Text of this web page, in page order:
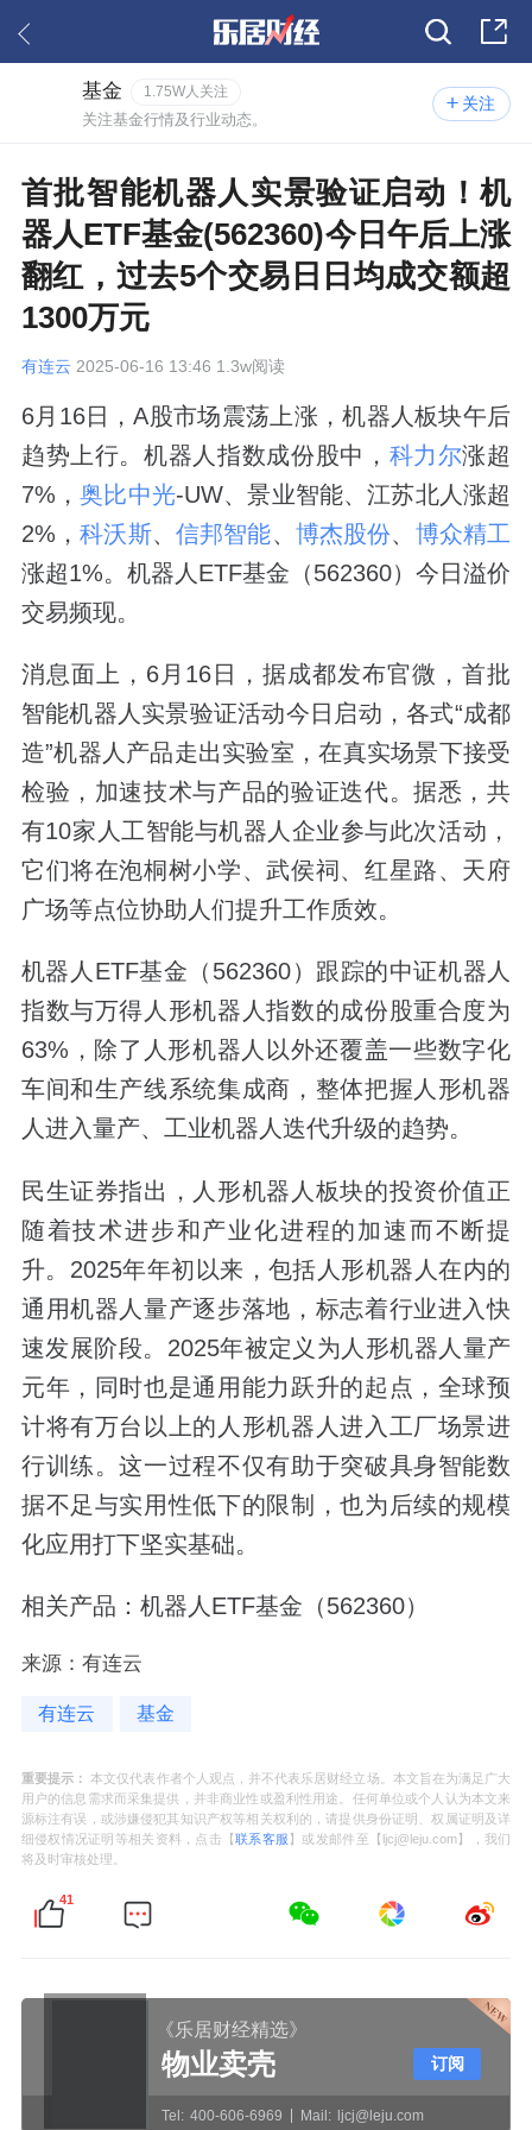
关注
基金 1.75W人关注
关注基金行情及行业动态。
首批智能机器人实景验证启动！机
器人ETF基金(562360)今日午后上涨
翻红，过去5个交易日日均成交额超
1300万元
有连云 2025-06-16 13:46 1.3w阅读
6月16日，A股市场震荡上涨，机器人板块午后
趋势上行。机器人指数成份股中， 科力尔涨超
7%，奥比中光-UW、景业智能、江苏北人涨超
2%，科沃斯、 信邦智能、 博杰股份、 博众精工
涨超1%。机器人ETF基金（562360）今日溢价
交易频现。
消息面上，6月16日，据成都发布官微，首批
智能机器人实景验证活动今日启动，各式“成都
造”机器人产品走出实验室，在真实场景下接受
检验，加速技术与产品的验证迭代。据悉，共
有10家人工智能与机器人企业参与此次活动，
它们将在泡桐树小学、武侯祠、红星路、天府
广场等点位协助人们提升工作质效。
机器人ETF基金（562360）跟踪的中证机器人
指数与万得人形机器人指数的成份股重合度为
63%，除了人形机器人以外还覆盖一些数字化
车间和生产线系统集成商，整体把握人形机器
人进入量产、工业机器人迭代升级的趋势。
民生证券指出，人形机器人板块的投资价值正
随着技术进步和产业化进程的加速而不断提
升。2025年年初以来，包括人形机器人在内的
通用机器人量产逐步落地，标志着行业进入快
速发展阶段。2025年被定义为人形机器人量产
元年，同时也是通用能力跃升的起点，全球预
计将有万台以上的人形机器人进入工厂场景进
行训练。这一过程不仅有助于突破具身智能数
据不足与实用性低下的限制，也为后续的规模
化应用打下坚实基础。
相关产品：机器人ETF基金（562360）
来源：有连云
有连云 基金
重要提示： 本文仅代表作者个人观点，并不代表乐居财经立场。本文旨在为满足广大
用户的信息需求而采集提供，并非商业性或盈利性用途。任何单位或个人认为本文来
源标注有误，或涉嫌侵犯其知识产权等相关权利的，请提供身份证明、权属证明及详
细侵权情况证明等相关资料，点击【联系客服 】或发邮件至【ljcj@leju.com】，我们
将及时审核处理。
41
《乐居财经精选》
物业卖壳
Tel: 400-606-6969 Mail: ljcj@leju.com
订阅